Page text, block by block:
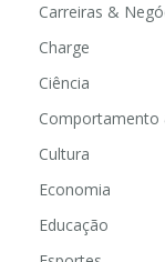
Carreiras &
Charge
Ciência
Comportamento
Cultura
Economia
Educação